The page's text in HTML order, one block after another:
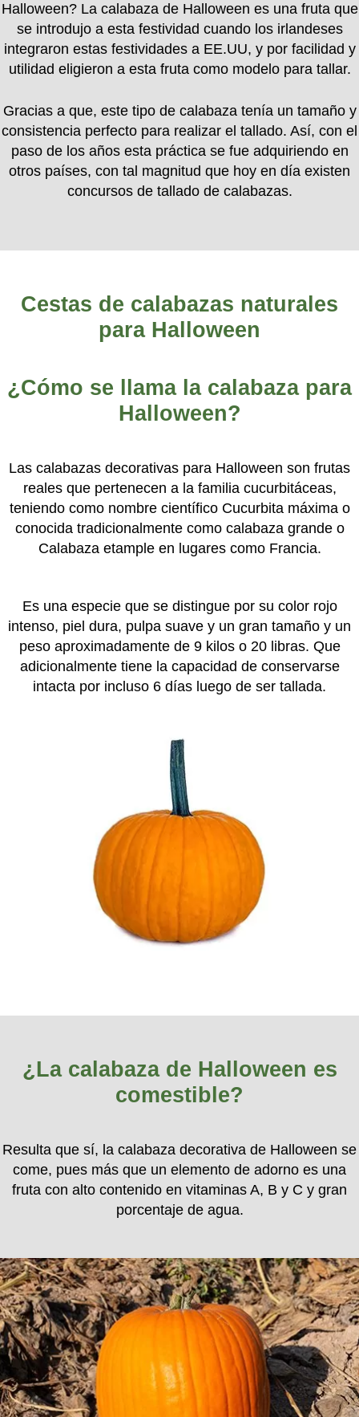
Halloween? La calabaza de Halloween es una fruta que
se introdujo a esta festividad cuando los irlandeses
integraron estas festividades a EE.UU, y por facilidad y
utilidad eligieron a esta fruta como modelo para tallar.
Gracias a que, este tipo de calabaza tenía un tamaño y
consistencia perfecto para realizar el tallado. Así, con el
paso de los años esta práctica se fue adquiriendo en
otros países, con tal magnitud que hoy en día existen
concursos de tallado de calabazas.
Cestas de calabazas naturales
para Halloween
¿Cómo se llama la calabaza para
Halloween?
Las calabazas decorativas para Halloween son frutas
reales que pertenecen a la familia cucurbitáceas,
teniendo como nombre científico Cucurbita máxima o
conocida tradicionalmente como calabaza grande o
Calabaza etample en lugares como Francia.
Es una especie que se distingue por su color rojo
intenso, piel dura, pulpa suave y un gran tamaño y un
peso aproximadamente de 9 kilos o 20 libras. Que
adicionalmente tiene la capacidad de conservarse
intacta por incluso 6 días luego de ser tallada.
¿La calabaza de Halloween es
comestible?
Resulta que sí, la calabaza decorativa de Halloween se
come, pues más que un elemento de adorno es una
fruta con alto contenido en vitaminas A, B y C y gran
porcentaje de agua.